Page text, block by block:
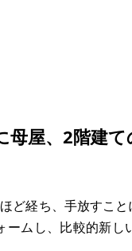
。キッチン、トイレ
付きで高さ制限があ
母屋、2階建
ど経ち、手放すこ
ームし、比較的新